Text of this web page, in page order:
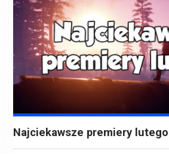
Najciekawsze premiery lutego